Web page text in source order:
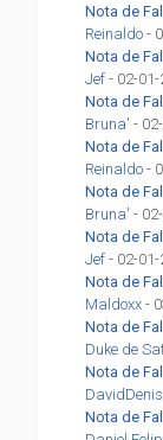
Nota de
Reinaldo -
Nota de
Jef - 02-
Nota de
Bruna' -
Nota de
Reinaldo -
Nota de
Bruna' -
Nota de
Jef - 02-
Nota de
Maldoxx -
Nota de
Duke de
Nota de
DavidDenis
Nota de